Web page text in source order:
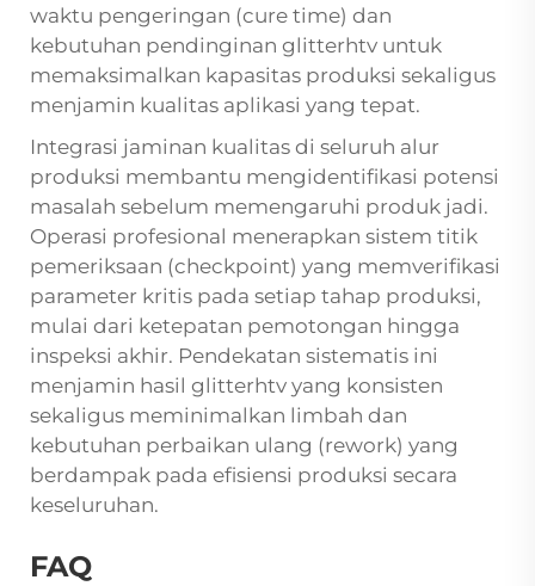
waktu pengeringan (cure time) dan
kebutuhan pendinginan glitterhtv untuk
memaksimalkan kapasitas produksi sekaligus
menjamin kualitas aplikasi yang tepat.
Integrasi jaminan kualitas di seluruh alur
produksi membantu mengidentifikasi potensi
masalah sebelum memengaruhi produk jadi.
Operasi profesional menerapkan sistem titik
pemeriksaan (checkpoint) yang memverifikasi
parameter kritis pada setiap tahap produksi,
mulai dari ketepatan pemotongan hingga
inspeksi akhir. Pendekatan sistematis ini
menjamin hasil glitterhtv yang konsisten
sekaligus meminimalkan limbah dan
kebutuhan perbaikan ulang (rework) yang
berdampak pada efisiensi produksi secara
keseluruhan.
FAQ